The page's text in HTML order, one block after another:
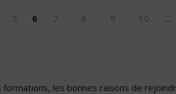
5 6 7 8 9 10 …
les bonnes raisons de